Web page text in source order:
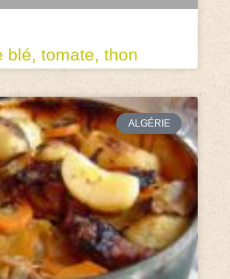
blé, tomate, thon
ALGÉRIE